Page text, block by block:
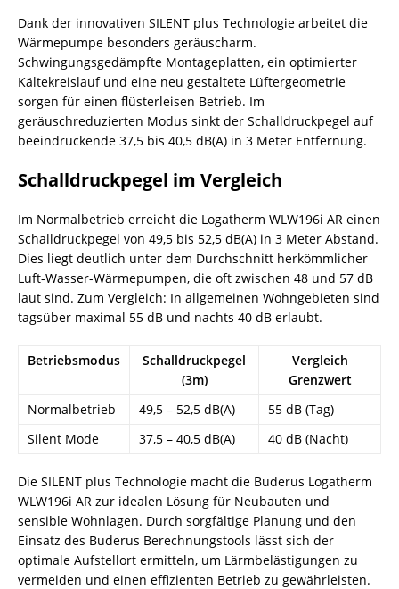
Dank der innovativen SILENT plus Technologie arbeitet die
Wärmepumpe besonders geräuscharm.
Schwingungsgedämpfte Montageplatten, ein optimierter
Kältekreislauf und eine neu gestaltete Lüftergeometrie
sorgen für einen flüsterleisen Betrieb. Im
geräuschreduzierten Modus sinkt der Schalldruckpegel auf
beeindruckende 37,5 bis 40,5 dB(A) in 3 Meter Entfernung.
Schalldruckpegel im Vergleich
Im Normalbetrieb erreicht die Logatherm WLW196i AR einen
Schalldruckpegel von 49,5 bis 52,5 dB(A) in 3 Meter Abstand.
Dies liegt deutlich unter dem Durchschnitt herkömmlicher
Luft-Wasser-Wärmepumpen, die oft zwischen 48 und 57 dB
laut sind. Zum Vergleich: In allgemeinen Wohngebieten sind
tagsüber maximal 55 dB und nachts 40 dB erlaubt.
Betriebsmodus
Schalldruckpegel
(3m)
Vergleich
Grenzwert
Normalbetrieb
49,5 – 52,5 dB(A)
55 dB (Tag)
Silent Mode
37,5 – 40,5 dB(A) 40 dB (Nacht)
Die SILENT plus Technologie macht die Buderus Logatherm
WLW196i AR zur idealen Lösung für Neubauten und
sensible Wohnlagen. Durch sorgfältige Planung und den
Einsatz des Buderus Berechnungstools lässt sich der
optimale Aufstellort ermitteln, um Lärmbelästigungen zu
vermeiden und einen effizienten Betrieb zu gewährleisten.